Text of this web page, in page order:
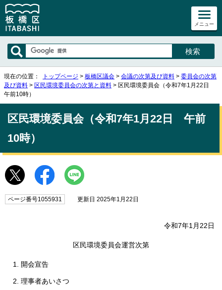
メニュー
現在の位置： トップページ > 板橋区議会 > 会議の次第及び資料 > 委員会の次第
及び資料 > 区民環境委員会の次第と資料 > 区民環境委員会（令和7年1月22日
午前10時）
区民環境委員会（令和7年1月22日 午前
10時）
ページ番号1055931 更新日 2025年1月22日
令和7年1月22日
区民環境委員会運営次第
開会宣告
理事者あいさつ